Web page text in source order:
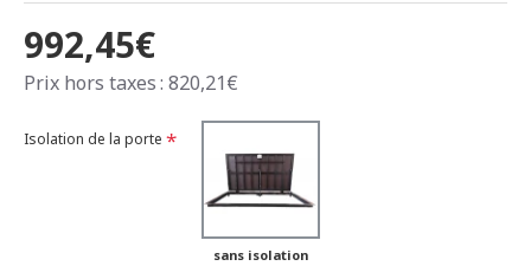
992,45€
Prix hors taxes : 820,21€
Isolation de la porte
sans isolation